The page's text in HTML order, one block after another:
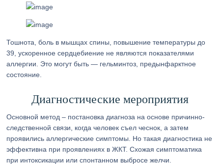
Тошнота, боль в мышцах спины, повышение температуры до
39, ускоренное сердцебиение не являются показателями
аллергии. Это могут быть — гельминтоз, предынфарктное
состояние.
Диагностические мероприятия
Основной метод – постановка диагноза на основе причинно-
следственной связи, когда человек съел чеснок, а затем
проявились аллергические симптомы. Но такая диагностика не
эффективна при проявлениях в ЖКТ. Схожая симптоматика
при интоксикации или спонтанном выбросе желчи.